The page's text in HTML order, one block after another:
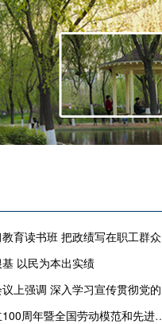
书班 把政绩写在职工群众心坎上
以民为本出实绩
神 团结动员亿万职工为实现“十五五”规划目标任务贡献智慧和力量
先进工作者表彰大会精神座谈会在石家庄举行